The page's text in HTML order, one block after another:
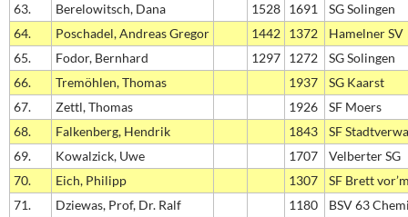
63.
Berelowitsch, Dana 1528 1691
SG Solingen
64.
Poschadel, Andreas Gregor 1442 1372
Hamelner SV
65.
Fodor, Bernhard 1297 1272
SG Solingen
66.
Tremöhlen, Thomas 1937
SG Kaarst
67.
Zettl, Thomas 1926
SF Moers
68.
Falkenberg, Hendrik 1843
SF
69.
Kowalzick, Uwe 1707
Velberter SG
70.
Eich, Philipp 1307
SF Brett
71.
Dziewas, Prof, Dr. Ralf 1180
BSV 63